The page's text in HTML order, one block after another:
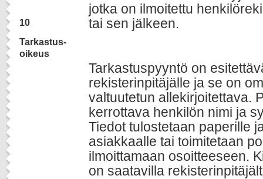
10
Tarkastus-
oikeus
jotka on ilmoitettu
tai sen jälkeen.
Tarkastuspyyntö on
rekisterinpitäjälle ja se on
valtuutetun allekirjoitettava.
kerrottava henkilön nimi ja
Tiedot tulostetaan paperille
asiakkaalle tai toimitetaan
ilmoittamaan osoitteeseen.
on saatavilla